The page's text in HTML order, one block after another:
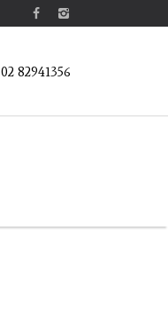
02 82941356